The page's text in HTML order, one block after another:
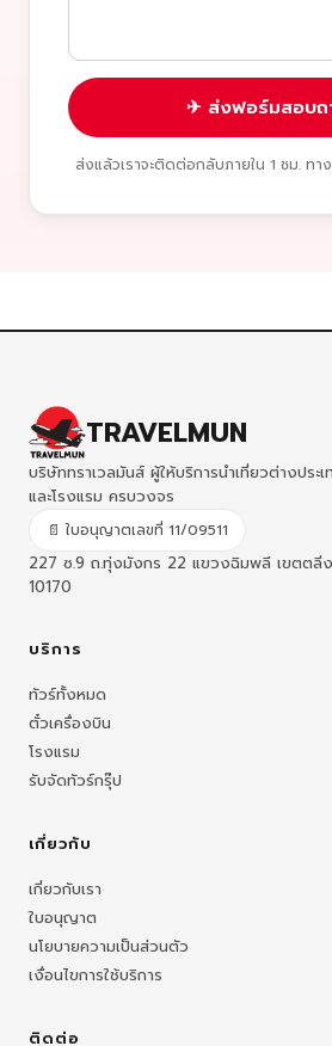
✈ ส่งฟอร์มสอบถ
ส่งแล้วเราจะติดต่อกลับภายใน 1 ชม. ทา
TRAVELMUN
บริษัททราเวลมันส์ ผู้ให้บริการนำเที่ยวต่างประ
และโรงแรม ครบวงจร
📄 ใบอนุญาตเลขที่ 11/09511
227 ซ.9 ถ.ทุ่งมังกร 22 แขวงฉิมพลี เขตตลิ่
10170
บริการ
ทัวร์ทั้งหมด
ตั๋วเครื่องบิน
โรงแรม
รับจัดทัวร์กรุ๊ป
เกี่ยวกับ
เกี่ยวกับเรา
ใบอนุญาต
นโยบายความเป็นส่วนตัว
เงื่อนไขการใช้บริการ
ติดต่อ